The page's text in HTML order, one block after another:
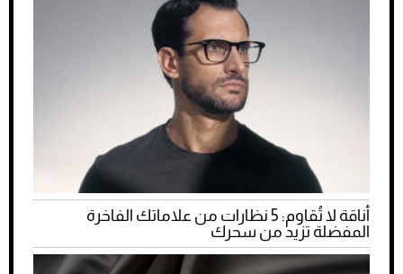
أناقة لا تُقاوم: 5 نظارات من علاماتك الفاخرة
المفضلة تزيد من سحرك